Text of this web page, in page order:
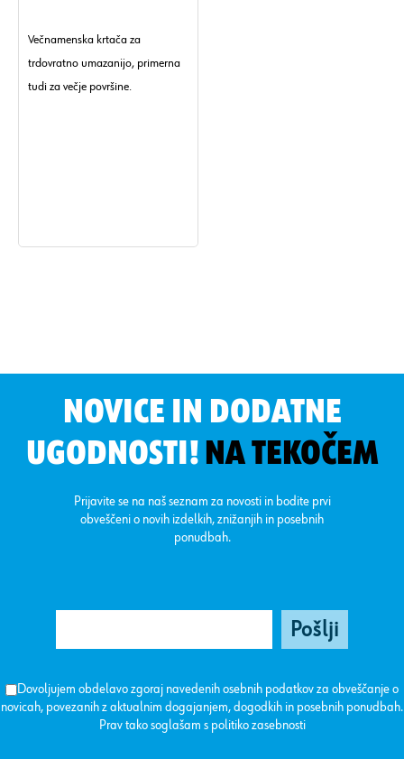
Večnamenska krtača za
trdovratno umazanijo, primerna
tudi za večje površine.
NOVICE IN DODATNE
UGODNOSTI! NA TEKOČEM
Prijavite se na naš seznam za novosti in bodite prvi
obveščeni o novih izdelkih, znižanjih in posebnih
ponudbah.
Dovoljujem obdelavo zgoraj navedenih osebnih podatkov za obveščanje o
novicah, povezanih z aktualnim dogajanjem, dogodkih in posebnih ponudbah.
Prav tako soglašam s politiko zasebnosti